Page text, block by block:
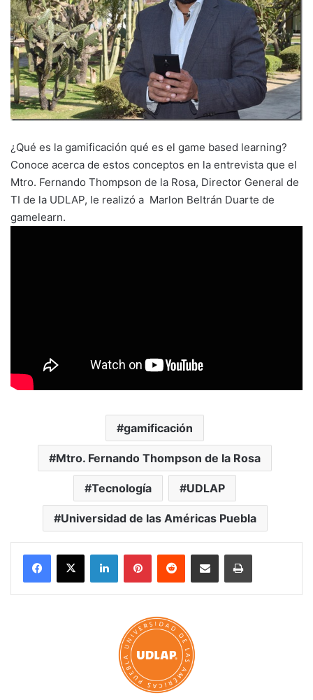
¿Qué es la gamificación qué es el game based learning?
Conoce acerca de estos conceptos en la entrevista que el
Mtro. Fernando Thompson de la Rosa, Director General de
TI de la UDLAP, le realizó a Marlon Beltrán Duarte de
gamelearn.
gamificación
Mtro. Fernando Thompson de la Rosa
Tecnología UDLAP
Universidad de las Américas Puebla
LinkedInPinterestReddit Share via Email Print